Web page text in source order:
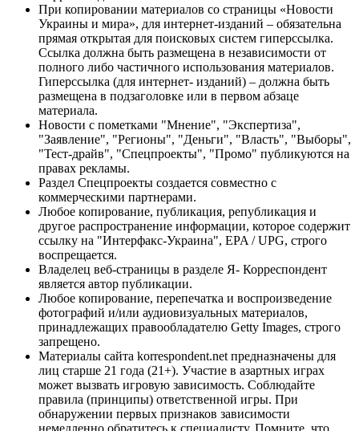
При копировании материалов со страницы «Новости
Украины и мира», для интернет-изданий – обязательна
прямая открытая для поисковых систем гиперссылка.
Ссылка должна быть размещена в независимости от
полного либо частичного использования материалов.
Гиперссылка (для интернет- изданий) – должна быть
размещена в подзаголовке или в первом абзаце
материала.
Новости с пометками "Мнение", "Экспертиза",
"Заявление", "Регионы", "Деньги", "Власть", "Выборы",
"Тест-драйв", "Спецпроекты", "Промо" публикуются на
правах рекламы.
Раздел Спецпроекты создается совместно с
коммерческими партнерами.
Любое копирование, публикация, републикация и
другое распространение информации, которое содержит
ссылку на "Интерфакс-Украина", EPA / UPG, строго
воспрещается.
Владелец веб-страницы в разделе Я- Корреспондент
является автор публикации.
Любое копирование, перепечатка и воспроизведение
фотографий и/или аудиовизуальных материалов,
принадлежащих правообладателю Getty Images, строго
запрещено.
Материалы сайта korrespondent.net предназначены для
лиц старше 21 года (21+). Участие в азартных играх
может вызвать игровую зависимость. Соблюдайте
правила (принципы) ответственной игры. При
обнаружении первых признаков зависимости
немедленно обратитесь к специалисту. Помните, что